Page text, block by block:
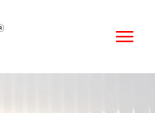
Toggle